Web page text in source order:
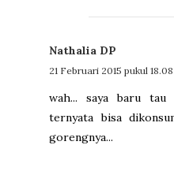
Nathalia DP
21 Februari 2015 pukul 18.08
wah... saya baru
ternyata bisa
gorengnya...